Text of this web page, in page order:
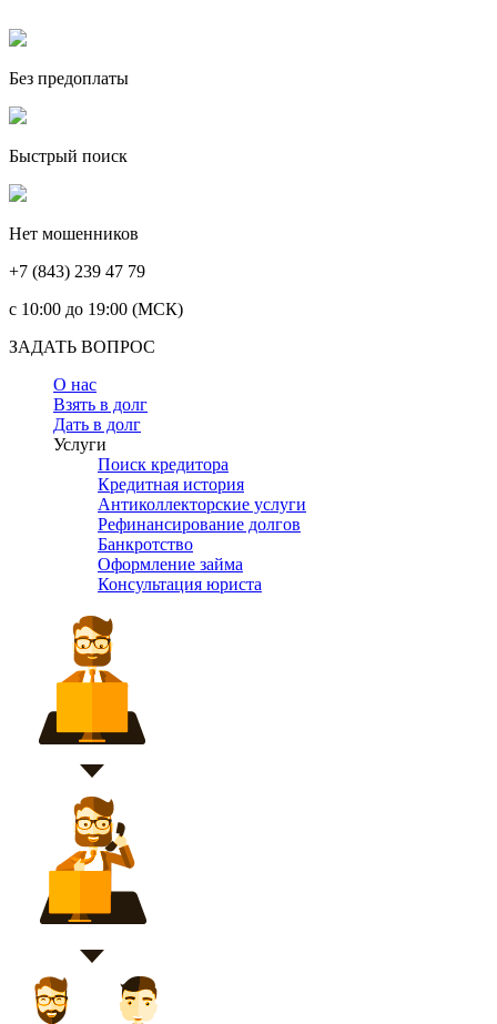
Без предоплаты
Быстрый поиск
Нет мошенников
+7 (843) 239 47 79
c 10:00 до 19:00 (МСК)
ЗАДАТЬ ВОПРОС
О нас
Взять в долг
Дать в долг
Услуги
Поиск кредитора
Кредитная история
Антиколлекторские услуги
Рефинансирование долгов
Банкротство
Оформление займа
Консультация юриста